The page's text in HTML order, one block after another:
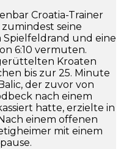
Croatia-Trainer
zumindest seine
Spielfeldrand und eine
6:10 vermuten.
Kroaten
bis zur 25. Minute
der zuvor von
nach einem
hatte, erzielte in
einem offenen
mit einem